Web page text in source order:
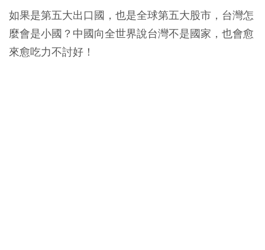
如果是第五大出口國，也是全球第五大股市，台灣怎
麼會是小國？中國向全世界說台灣不是國家，也會愈
來愈吃力不討好！